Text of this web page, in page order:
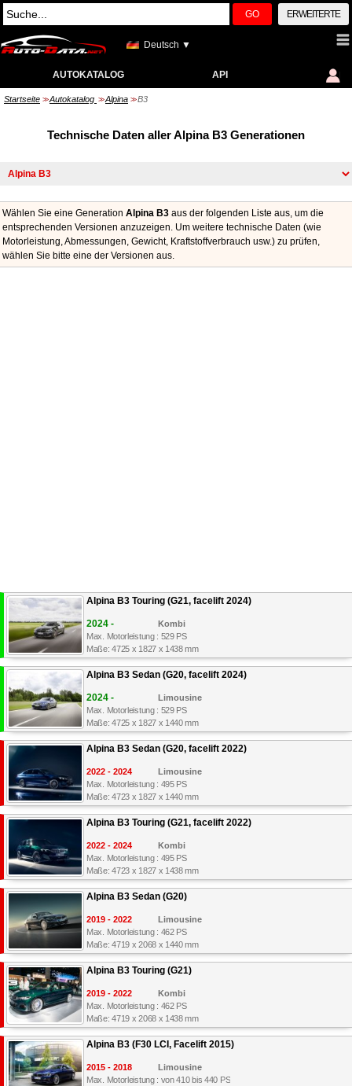
GO ERWEITERTE
Deutsch ▼
AUTOKATALOG API
Startseite >> Autokatalog >> Alpina >> B3
Technische Daten aller Alpina B3 Generationen
Wählen Sie eine Generation Alpina B3 aus der folgenden Liste aus, um die
entsprechenden Versionen anzuzeigen. Um weitere technische Daten (wie
Motorleistung, Abmessungen, Gewicht, Kraftstoffverbrauch usw.) zu prüfen,
wählen Sie bitte eine der Versionen aus.
Alpina B3 Touring (G21, facelift 2024)
2024 -
Kombi
Max. Motorleistung : 529 PS
Maße: 4725 x 1827 x 1438 mm
Alpina B3 Sedan (G20, facelift 2024)
2024 -
Limousine
Max. Motorleistung : 529 PS
Maße: 4725 x 1827 x 1440 mm
Alpina B3 Sedan (G20, facelift 2022)
2022 - 2024
Limousine
Max. Motorleistung : 495 PS
Maße: 4723 x 1827 x 1440 mm
Alpina B3 Touring (G21, facelift 2022)
2022 - 2024
Kombi
Max. Motorleistung : 495 PS
Maße: 4723 x 1827 x 1438 mm
Alpina B3 Sedan (G20)
2019 - 2022
Limousine
Max. Motorleistung : 462 PS
Maße: 4719 x 2068 x 1440 mm
Alpina B3 Touring (G21)
2019 - 2022
Kombi
Max. Motorleistung : 462 PS
Maße: 4719 x 2068 x 1438 mm
Alpina B3 (F30 LCI, Facelift 2015)
2015 - 2018
Limousine
Max. Motorleistung : von 410 bis 440 PS